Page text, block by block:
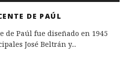
DE PAÚL
de Paúl fue diseñado en 1945
José Beltrán y...